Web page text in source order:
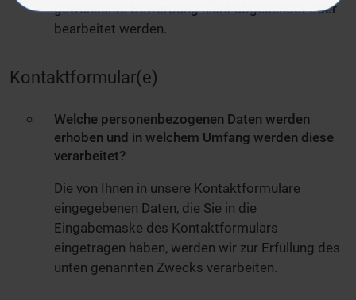
gewünschte Bewerbung nicht abgesendet oder
bearbeitet werden.
Kontaktformular(e)
Welche personenbezogenen Daten werden
erhoben und in welchem Umfang werden diese
verarbeitet?
Die von Ihnen in unsere Kontaktformulare
eingegebenen Daten, die Sie in die
Eingabemaske des Kontaktformulars
eingetragen haben, werden wir zur Erfüllung des
unten genannten Zwecks verarbeiten.